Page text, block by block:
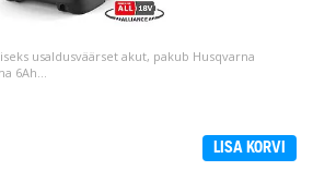
usaldusväärset akut, pakub Husqvarna
6Ah...
LISA KORVI